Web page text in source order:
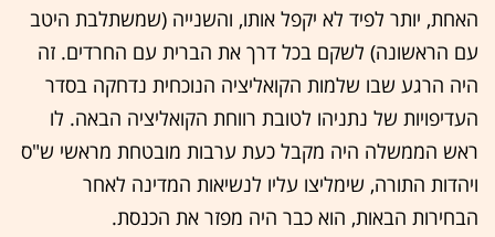
האחת, יותר לפיד לא יקפל אותו, והשנייה (שמשתלבת היטב
עם הראשונה) לשקם בכל דרך את הברית עם החרדים. זה
היה הרגע שבו שלמות הקואליציה הנוכחית נדחקה בסדר
העדיפויות של נתניהו לטובת רווחת הקואליציה הבאה. לו
ראש הממשלה היה מקבל כעת ערבות מובטחת מראשי ש"ס
ויהדות התורה, שימליצו עליו לנשיאות המדינה לאחר
הבחירות הבאות, הוא כבר היה מפזר את הכנסת.